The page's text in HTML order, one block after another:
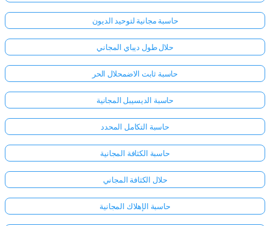
حاسبة مجانية لتوحيد الديون
حلال طول ديباي المجاني
حاسبة ثابت الاضمحلال الحر
حاسبة الديسيبل المجانية
حاسبة التكامل المحدد
حاسبة الكثافة المجانية
حلال الكثافة المجاني
حاسبة الإهلاك المجانية